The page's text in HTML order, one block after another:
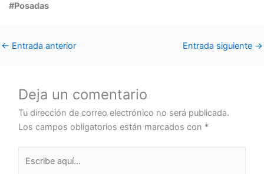
#Posadas
← Entrada anterior Entrada siguiente →
Deja un comentario
Tu dirección de correo electrónico no será publicada.
Los campos obligatorios están marcados con *
aquí...